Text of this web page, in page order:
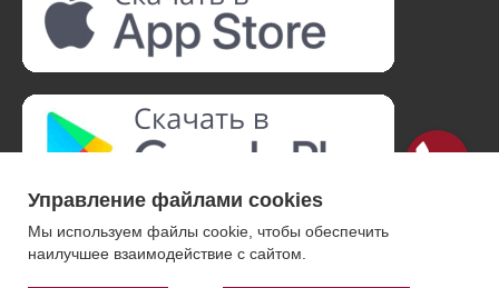
Управление файлами cookies
Мы используем файлы cookie, чтобы обеспечить
наилучшее взаимодействие с сайтом.